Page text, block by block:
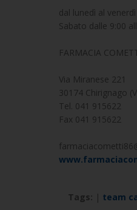
dal lunedì al
Sabato dalle 9:00
FARMACIA
Via Miranese 221
30174 Chirignago
Tel. 041 915622
Fax 041 915622
Tags: | team